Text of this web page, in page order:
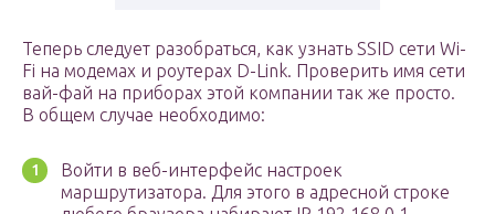
Теперь следует разобраться, как узнать SSID сети Wi-
Fi на модемах и роутерах D-Link. Проверить имя сети
вай-фай на приборах этой компании так же просто.
В общем случае необходимо:
Войти в веб-интерфейс настроек
маршрутизатора. Для этого в адресной строке